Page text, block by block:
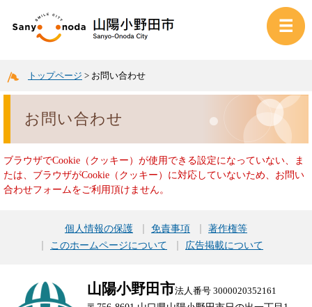
トップページ > お問い合わせ
お問い合わせ
ブラウザでCookie（クッキー）が使用できる設定になっていない、ま
たは、ブラウザがCookie（クッキー）に対応していないため、お問い
合わせフォームをご利用頂けません。
個人情報の保護 免責事項
著作権等
このホームページについて
広告掲載について
山陽小野田市法人番号 3000020352161